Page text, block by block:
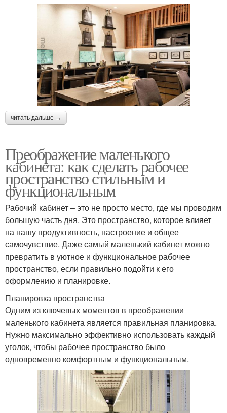
читать дальше →
Преображение маленького
кабинета: как сделать рабочее
пространство стильным и
функциональным
Рабочий кабинет – это не просто место, где мы проводим
большую часть дня. Это пространство, которое влияет
на нашу продуктивность, настроение и общее
самочувствие. Даже самый маленький кабинет можно
превратить в уютное и функциональное рабочее
пространство, если правильно подойти к его
оформлению и планировке.
Планировка пространства
Одним из ключевых моментов в преображении
маленького кабинета является правильная планировка.
Нужно максимально эффективно использовать каждый
уголок, чтобы рабочее пространство было
одновременно комфортным и функциональным.